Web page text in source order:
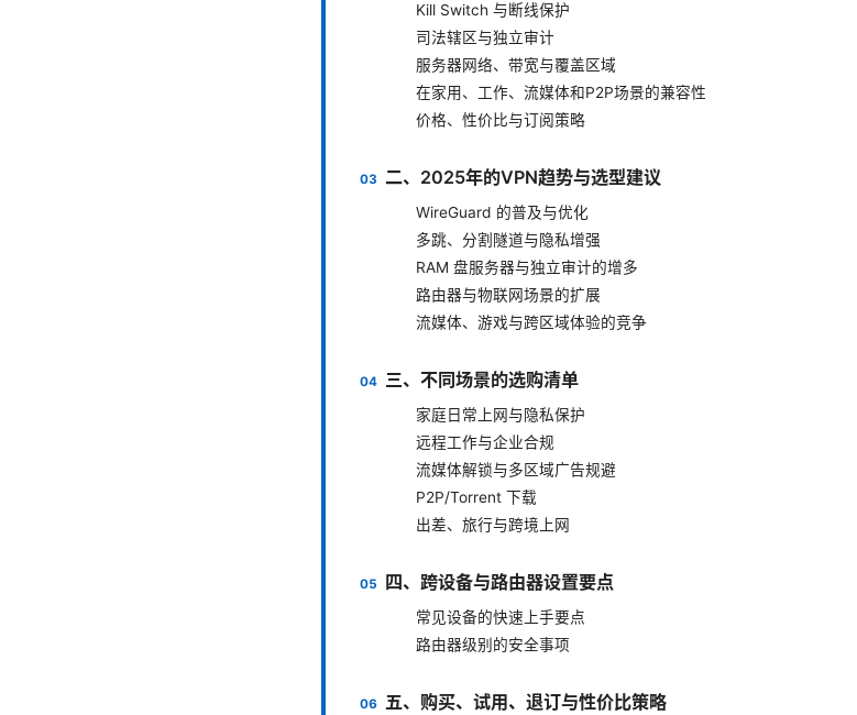
Kill Switch 与断线保护
司法辖区与独立审计
服务器网络、带宽与覆盖区域
在家用、工作、流媒体和P2P场景的兼容性
价格、性价比与订阅策略
二、2025年的VPN趋势与选型建议
WireGuard 的普及与优化
多跳、分割隧道与隐私增强
RAM 盘服务器与独立审计的增多
路由器与物联网场景的扩展
流媒体、游戏与跨区域体验的竞争
三、不同场景的选购清单
家庭日常上网与隐私保护
远程工作与企业合规
流媒体解锁与多区域广告规避
P2P/Torrent 下载
出差、旅行与跨境上网
四、跨设备与路由器设置要点
常见设备的快速上手要点
路由器级别的安全事项
五、购买、试用、退订与性价比策略